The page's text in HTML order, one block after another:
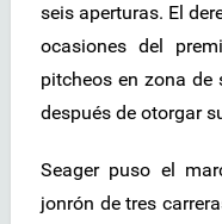
seis aperturas. El
ocasiones del
pitcheos en zona
después de otorgar
Seager puso el
jonrón de tres